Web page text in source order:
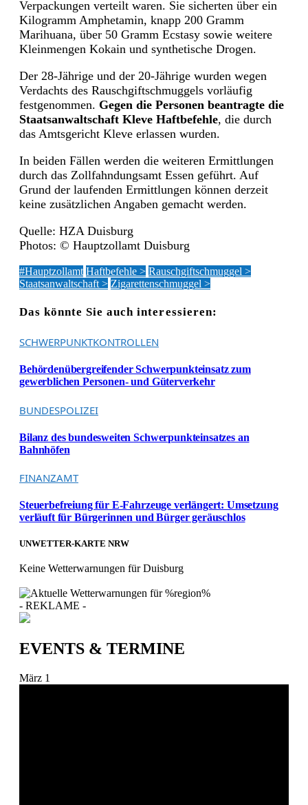
Verpackungen verteilt waren. Sie sicherten über ein
Kilogramm Amphetamin, knapp 200 Gramm
Marihuana, über 50 Gramm Ecstasy sowie weitere
Kleinmengen Kokain und synthetische Drogen.
Der 28-Jährige und der 20-Jährige wurden wegen
Verdachts des Rauschgiftschmuggels vorläufig
festgenommen. Gegen die Personen beantragte die
Staatsanwaltschaft Kleve Haftbefehle, die durch
das Amtsgericht Kleve erlassen wurden.
In beiden Fällen werden die weiteren Ermittlungen
durch das Zollfahndungsamt Essen geführt. Auf
Grund der laufenden Ermittlungen können derzeit
keine zusätzlichen Angaben gemacht werden.
Quelle: HZA Duisburg
Photos: © Hauptzollamt Duisburg
#Hauptzollamt Haftbefehle > Rauschgiftschmuggel >
Staatsanwaltschaft > Zigarettenschmuggel >
Das könnte Sie auch interessieren:
SCHWERPUNKTKONTROLLEN
Behördenübergreifender Schwerpunkteinsatz zum
gewerblichen Personen- und Güterverkehr
BUNDESPOLIZEI
Bilanz des bundesweiten Schwerpunkteinsatzes an
Bahnhöfen
FINANZAMT
Steuerbefreiung für E-Fahrzeuge verlängert: Umsetzung
verläuft für Bürgerinnen und Bürger geräuschlos
UNWETTER-KARTE NRW
Keine Wetterwarnungen für Duisburg
- REKLAME -
EVENTS & TERMINE
März 1